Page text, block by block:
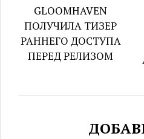
GLOOMHAVEN
ПОЛУЧИЛА ТИЗЕР
РАННЕГО ДОСТУПА
ПЕРЕД РЕЛИЗОМ